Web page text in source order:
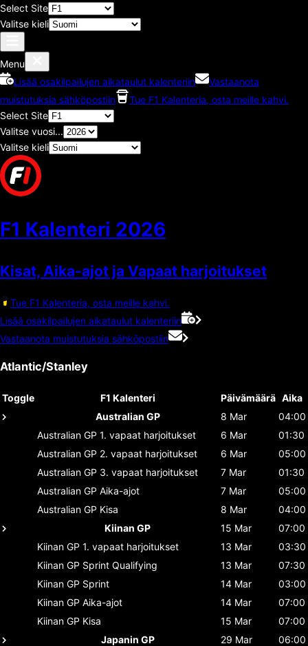
Select Site
Valitse kieli
Menu
Lisää osakilpailujen aikataulut kalenteriin
Vastaanota
muistutuksia sähköpostiin
Tue F1 Kalenteria, osta meille kahvi.
Select Site
Valitse vuosi...
Valitse kieli
F1 Kalenteri 2026
Kisat, Aika-ajot ja Vapaat harjoitukset
Tue F1 Kalenteria, osta meille kahvi.
Lisää osakilpailujen aikataulut kalenteriin
Vastaanota muistutuksia sähköpostiin
Atlantic/Stanley
Toggle F1 Kalenteri Päivämäärä Aika
Australian GP
8 Mar
04:00
Australian GP 1. vapaat harjoitukset 6 Mar
01:30
Australian GP 2. vapaat harjoitukset 6 Mar
05:00
Australian GP 3. vapaat harjoitukset 7 Mar
01:30
Australian GP Aika-ajot 7 Mar
05:00
Australian GP Kisa 8 Mar
04:00
Kiinan GP
15 Mar
07:00
Kiinan GP 1. vapaat harjoitukset 13 Mar
03:30
Kiinan GP Sprint Qualifying 13 Mar
07:30
Kiinan GP Sprint 14 Mar
03:00
Kiinan GP Aika-ajot 14 Mar
07:00
Kiinan GP Kisa 15 Mar
07:00
Japanin GP
29 Mar
06:00